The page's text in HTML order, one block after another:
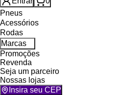
Pneus
Acessórios
Rodas
Marcas
Promoções
Revenda
Seja um parceiro
Nossas lojas
Insira seu CEP